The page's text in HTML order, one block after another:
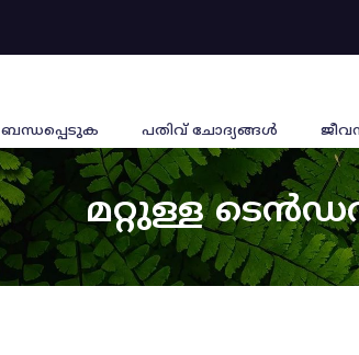
ബന്ധപ്പെടുക പതിവ് ചോദ്യങ്ങൾ
മറ്റുള്ള